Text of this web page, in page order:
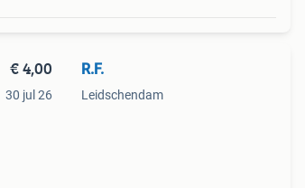
€ 4,00
30 jul 26
R.F.
Leidschendam